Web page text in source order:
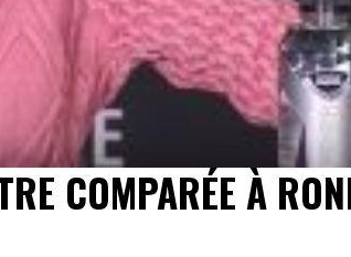
COMPARÉE À